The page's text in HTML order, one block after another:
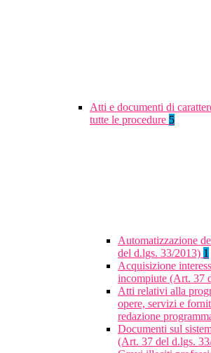
Atti e documenti di
tutte le procedure 5
Automatizzazione
del d.lgs. 33/2013) 1
Acquisizione
incompiute (Art. 37
Atti relativi alla
opere, servizi e
redazione
Documenti sul
(Art. 37 del d.lgs.